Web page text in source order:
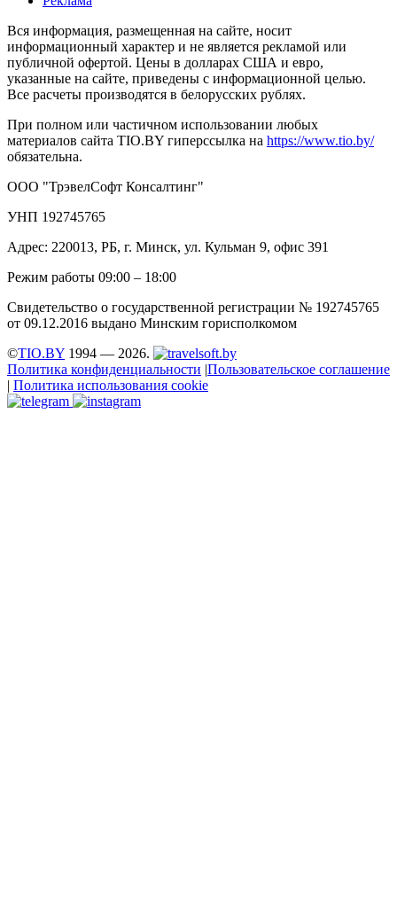
Вся информация, размещенная на сайте, носит
информационный характер и не является рекламой или
публичной офертой. Цены в долларах США и евро,
указанные на сайте, приведены с информационной целью.
Все расчеты производятся в белорусских рублях.
При полном или частичном использовании любых
материалов сайта TIO.BY гиперссылка на https://www.tio.by/
обязательна.
ООО "ТрэвелСофт Консалтинг"
УНП 192745765
Адрес: 220013, РБ, г. Минск, ул. Кульман 9, офис 391
Режим работы 09:00 – 18:00
Свидетельство о государственной регистрации № 192745765
от 09.12.2016 выдано Минским горисполкомом
©TIO.BY 1994 — 2026.
Политика конфиденциальности |Пользовательское соглашение
| Политика использования cookie